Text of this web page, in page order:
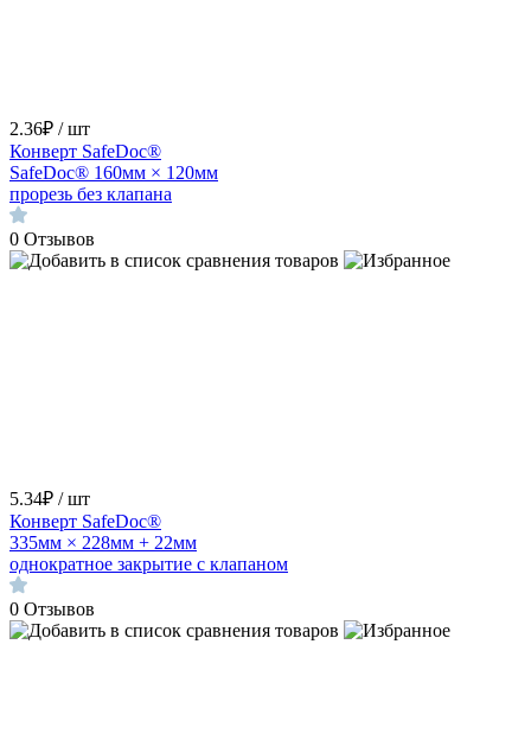
2.36₽ / шт
Конверт SafeDoc®
SafeDoc® 160мм × 120мм
прорезь без клапана
0 Отзывов
5.34₽ / шт
Конверт SafeDoc®
335мм × 228мм + 22мм
однократное закрытие с клапаном
0 Отзывов